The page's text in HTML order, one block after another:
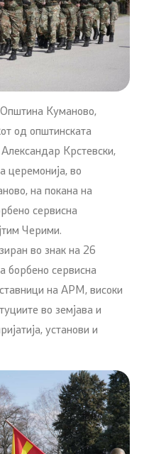
Општина Куманово,
од општинската
Крстевски,
церемонија, во
на покана на
сервисна
Черими.
во знак на 26
борбено сервисна
на АРМ, високи
во земјава и
установи и